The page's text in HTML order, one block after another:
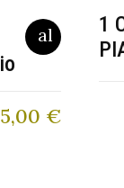
5,00 €
1